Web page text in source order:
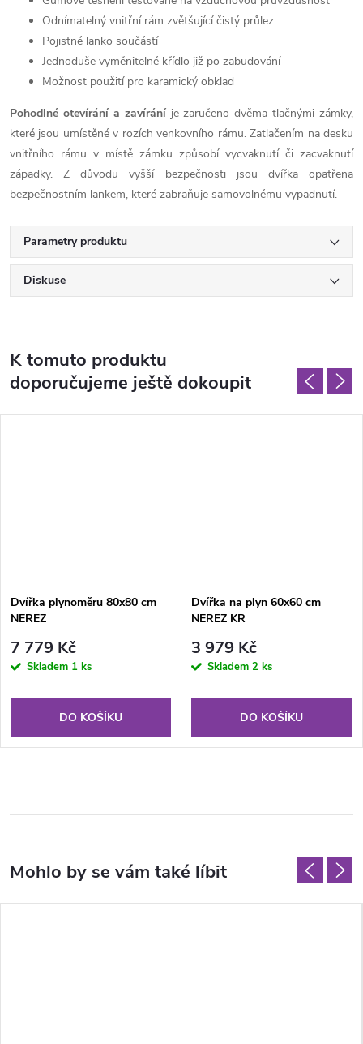
Odnímatelný vnitřní rám zvětšující čistý průlez
Pojistné lanko součástí
Jednoduše vyměnitelné křídlo již po zabudování
Možnost použití pro karamický obklad
Pohodlné otevírání a zavíráníje zaručeno dvěma tlačnými zámky,
které jsou umístěné v rozích venkovního rámu. Zatlačením na desku
vnitřního rámu v místě zámku způsobí vycvaknutí či zacvaknutí
západky. Z důvodu vyšší bezpečnosti jsou dvířka opatřena
bezpečnostním lankem, které zabraňuje samovolnému vypadnutí.
Parametry produktu
Diskuse
K tomuto produktu
doporučujeme ještě dokoupit
Dvířka plynoměru 80x80 cm
NEREZ
7 779 Kč
Skladem 1 ks
DO KOŠÍKU
Dvířka na plyn 60x60 cm
NEREZ KR
3 979 Kč
Skladem 2 ks
DO KOŠÍKU